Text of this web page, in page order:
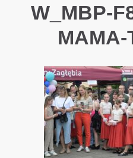
W_MBP-
MAMA-